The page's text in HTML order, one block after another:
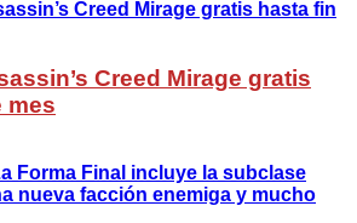
Creed Mirage gratis
mes